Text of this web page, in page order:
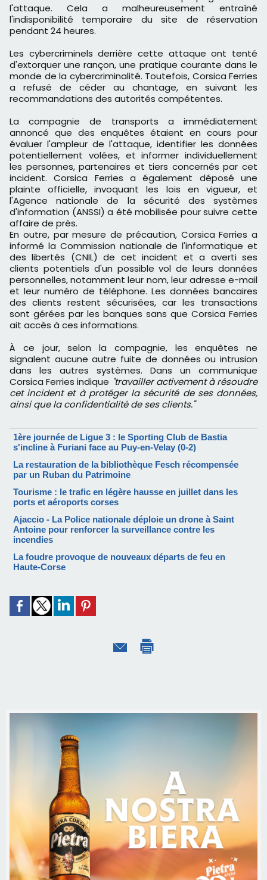
l'attaque. Cela a malheureusement entraîné
l'indisponibilité temporaire du site de réservation
pendant 24 heures.
Les cybercriminels derrière cette attaque ont tenté
d'extorquer une rançon, une pratique courante dans le
monde de la cybercriminalité. Toutefois, Corsica Ferries
a refusé de céder au chantage, en suivant les
recommandations des autorités compétentes.
La compagnie de transports a immédiatement
annoncé que des enquêtes étaient en cours pour
évaluer l'ampleur de l'attaque, identifier les données
potentiellement volées, et informer individuellement
les personnes, partenaires et tiers concernés par cet
incident. Corsica Ferries a également déposé une
plainte officielle, invoquant les lois en vigueur, et
l'Agence nationale de la sécurité des systèmes
d'information (ANSSI) a été mobilisée pour suivre cette
affaire de près.
En outre, par mesure de précaution, Corsica Ferries a
informé la Commission nationale de l'informatique et
des libertés (CNIL) de cet incident et a averti ses
clients potentiels d'un possible vol de leurs données
personnelles, notamment leur nom, leur adresse e-mail
et leur numéro de téléphone. Les données bancaires
des clients restent sécurisées, car les transactions
sont gérées par les banques sans que Corsica Ferries
ait accès à ces informations.
À ce jour, selon la compagnie, les enquêtes ne
signalent aucune autre fuite de données ou intrusion
dans les autres systèmes. Dans un communique
Corsica Ferries indique "travailler activement à résoudre
cet incident et à protéger la sécurité de ses données,
ainsi que la confidentialité de ses clients."
1ère journée de Ligue 3 : le Sporting Club de Bastia
s'incline à Furiani face au Puy-en-Velay (0-2)
La restauration de la bibliothèque Fesch récompensée
par un Ruban du Patrimoine
Tourisme : le trafic en légère hausse en juillet dans les
ports et aéroports corses
Ajaccio - La Police nationale déploie un drone à Saint
Antoine pour renforcer la surveillance contre les
incendies
La foudre provoque de nouveaux départs de feu en
Haute-Corse